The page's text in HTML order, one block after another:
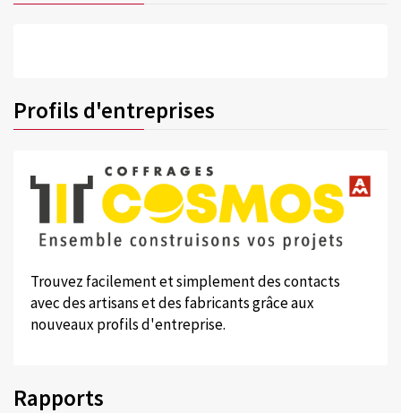
Profils d'entreprises
Trouvez facilement et simplement des contacts
avec des artisans et des fabricants grâce aux
nouveaux profils d'entreprise.
Rapports